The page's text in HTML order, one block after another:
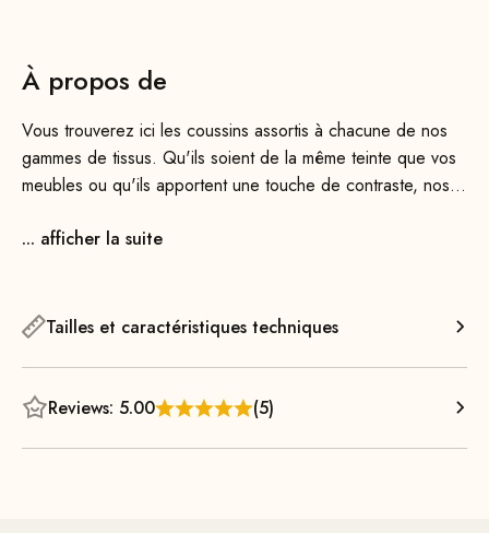
À propos de
Vous trouverez ici les coussins assortis à chacune de nos
gammes de tissus. Qu'ils soient de la même teinte que vos
meubles ou qu'ils apportent une touche de contraste, nos
décorer vos lits, canapés ou fauteuils.
éclair dissimulée et sont bien sûr livrés avec leur
garnis à 100 % de plumes et recouverts d’une housse en
coton 100
... afficher la suite
Tailles et caractéristiques techniques
Reviews: 5.00 (5)